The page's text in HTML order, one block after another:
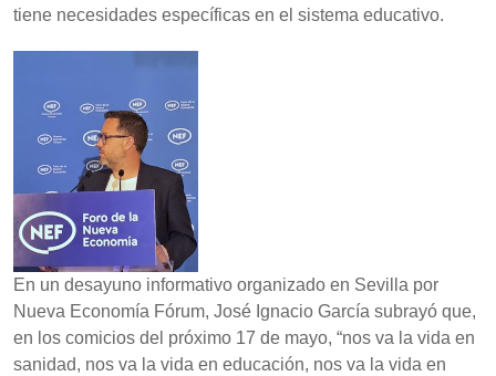
tiene necesidades específicas en el sistema educativo.
En un desayuno informativo organizado en Sevilla por
Nueva Economía Fórum, José Ignacio García subrayó que,
en los comicios del próximo 17 de mayo, “nos va la vida en
sanidad, nos va la vida en educación, nos va la vida en